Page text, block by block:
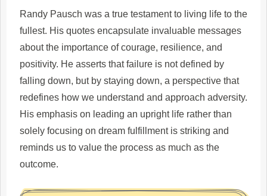
Randy Pausch was a true testament to living life to the
fullest. His quotes encapsulate invaluable messages
about the importance of courage, resilience, and
positivity. He asserts that failure is not defined by
falling down, but by staying down, a perspective that
redefines how we understand and approach adversity.
His emphasis on leading an upright life rather than
solely focusing on dream fulfillment is striking and
reminds us to value the process as much as the
outcome.